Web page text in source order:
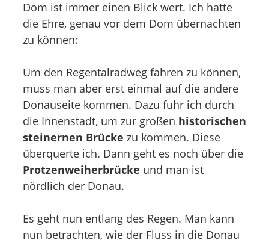
Dom ist immer einen Blick wert. Ich hatte
die Ehre, genau vor dem Dom übernachten
zu können:
Um den Regentalradweg fahren zu können,
muss man aber erst einmal auf die andere
Donauseite kommen. Dazu fuhr ich durch
die Innenstadt, um zur großen historischen
steinernen Brücke zu kommen. Diese
überquerte ich. Dann geht es noch über die
Protzenweiherbrücke und man ist
nördlich der Donau.
Es geht nun entlang des Regen. Man kann
nun betrachten, wie der Fluss in die Donau